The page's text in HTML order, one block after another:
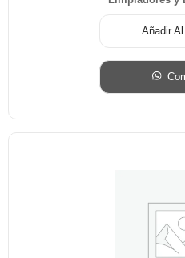
Añadir